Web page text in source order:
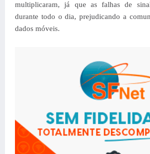
multiplicaram, já que as falhas de
durante todo o dia, prejudicando a
dados móveis.